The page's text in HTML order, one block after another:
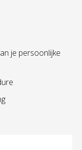
je persoonlijke